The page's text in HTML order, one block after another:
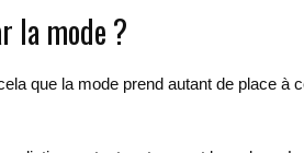
la mode ?
que la mode prend autant de place à